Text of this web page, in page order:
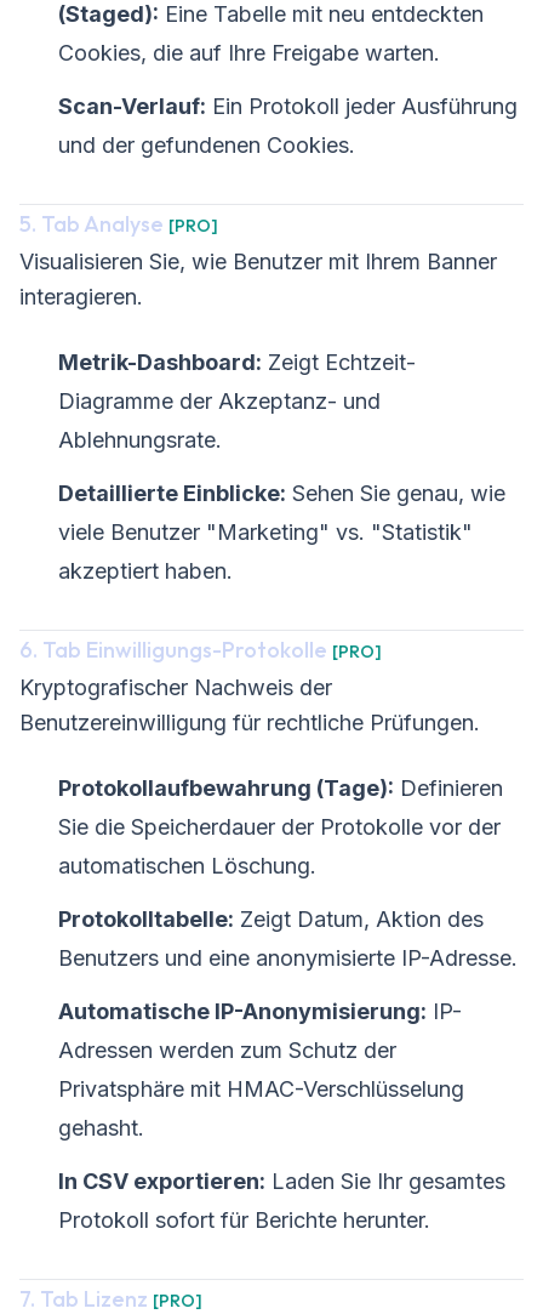
(Staged): Eine Tabelle mit neu entdeckten
Cookies, die auf Ihre Freigabe warten.
Scan-Verlauf: Ein Protokoll jeder Ausführung
und der gefundenen Cookies.
5. Tab Analyse [PRO]
Visualisieren Sie, wie Benutzer mit Ihrem Banner
interagieren.
Metrik-Dashboard: Zeigt Echtzeit-
Diagramme der Akzeptanz- und
Ablehnungsrate.
Detaillierte Einblicke: Sehen Sie genau, wie
viele Benutzer "Marketing" vs. "Statistik"
akzeptiert haben.
6. Tab Einwilligungs-Protokolle [PRO]
Kryptografischer Nachweis der
Benutzereinwilligung für rechtliche Prüfungen.
Protokollaufbewahrung (Tage): Definieren
Sie die Speicherdauer der Protokolle vor der
automatischen Löschung.
Protokolltabelle: Zeigt Datum, Aktion des
Benutzers und eine anonymisierte IP-Adresse.
Automatische IP-Anonymisierung: IP-
Adressen werden zum Schutz der
Privatsphäre mit HMAC-Verschlüsselung
gehasht.
In CSV exportieren: Laden Sie Ihr gesamtes
Protokoll sofort für Berichte herunter.
7. Tab Lizenz [PRO]